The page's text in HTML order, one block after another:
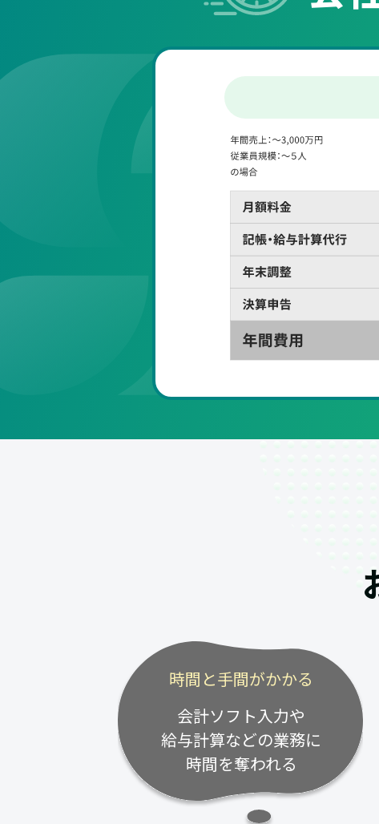
時間と手間がかかる
会計ソフト入力や
給与計算などの業務に
時間を奪われる